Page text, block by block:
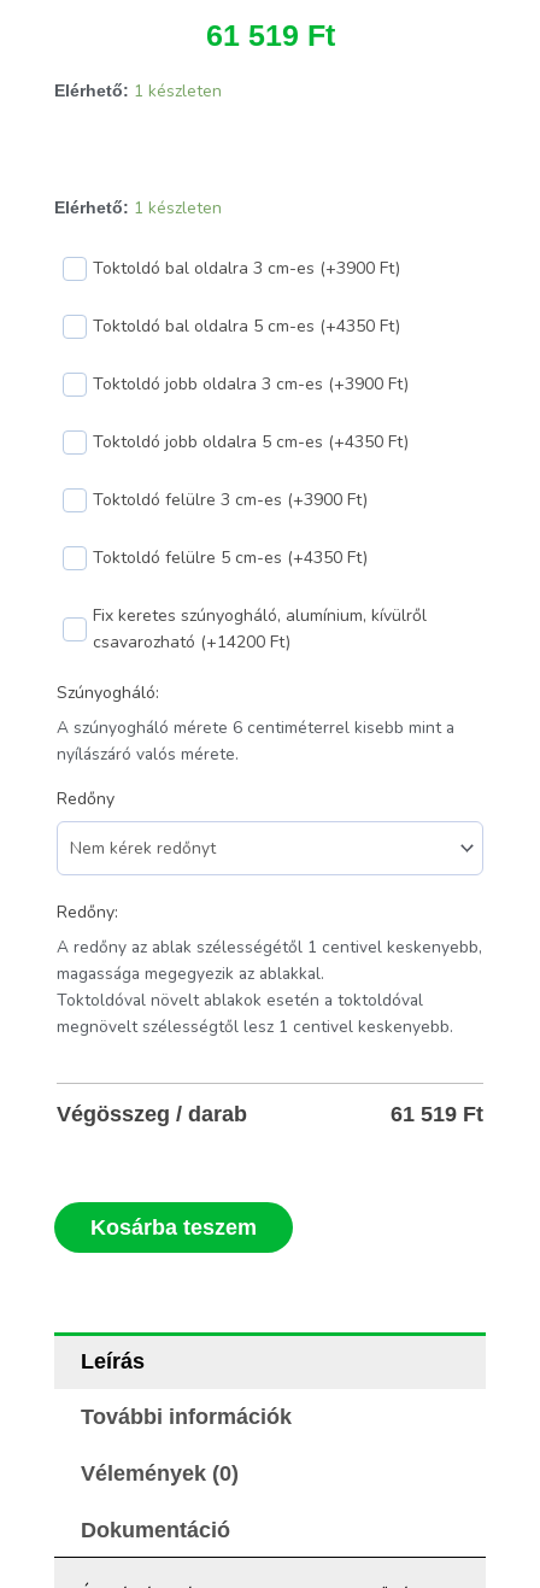
61 519 Ft
Elérhető: 1 készleten
Elérhető: 1 készleten
Toktoldó bal oldalra 3 cm-es (+3900 Ft)
Toktoldó bal oldalra 5 cm-es (+4350 Ft)
Toktoldó jobb oldalra 3 cm-es (+3900 Ft)
Toktoldó jobb oldalra 5 cm-es (+4350 Ft)
Toktoldó felülre 3 cm-es (+3900 Ft)
Toktoldó felülre 5 cm-es (+4350 Ft)
Fix keretes szúnyogháló, alumínium, kívülről
csavarozható (+14200 Ft)
Szúnyogháló:
A szúnyogháló mérete 6 centiméterrel kisebb mint a
nyílászáró valós mérete.
Redőny
Redőny:
A redőny az ablak szélességétől 1 centivel keskenyebb,
magassága megegyezik az ablakkal.
Toktoldóval növelt ablakok esetén a toktoldóval
megnövelt szélességtől lesz 1 centivel keskenyebb.
Végösszeg / darab 61 519 Ft
Arkitek
bukó-
nyíló
műanyag
ablak
110x140
mennyiség
Kosárba teszem
Leírás
További információk
Vélemények (0)
Dokumentáció